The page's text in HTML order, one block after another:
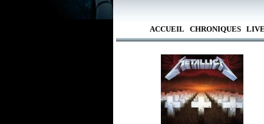
ACCUEIL CHRONIQUES